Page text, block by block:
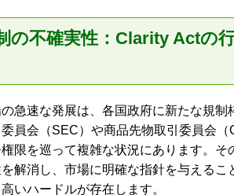
の不確実性：Clarity Actの
急速な発展は、各国政府に新たな規
員会（SEC）や商品先物取引委員会
限を巡って複雑な状況にあります。そ
解消し、市場に明確な指針を与える
いハードルが存在します。